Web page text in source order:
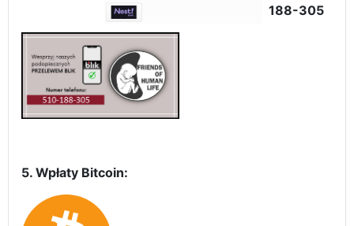
188-305
5. Wpłaty Bitcoin: